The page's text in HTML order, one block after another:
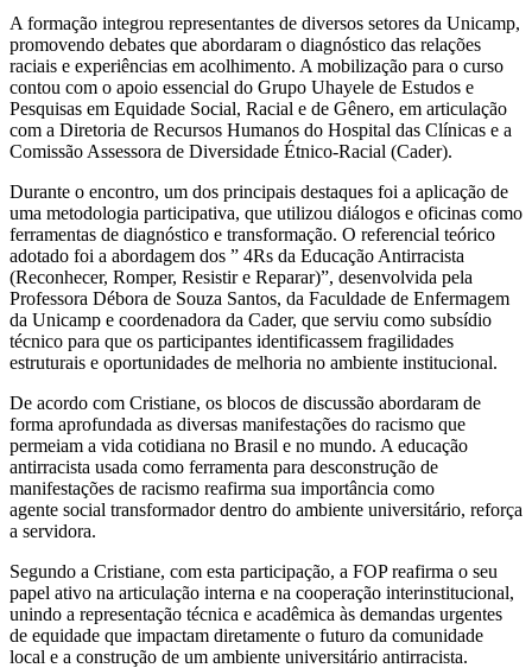
A formação integrou representantes de diversos setores da Unicamp,
promovendo debates que abordaram o diagnóstico das relações
raciais e experiências em acolhimento. A mobilização para o curso
contou com o apoio essencial do Grupo Uhayele de Estudos e
Pesquisas em Equidade Social, Racial e de Gênero, em articulação
com a Diretoria de Recursos Humanos do Hospital das Clínicas e a
Comissão Assessora de Diversidade Étnico-Racial (Cader).
Durante o encontro, um dos principais destaques foi a aplicação de
uma metodologia participativa, que utilizou diálogos e oficinas como
ferramentas de diagnóstico e transformação. O referencial teórico
adotado foi a abordagem dos ” 4Rs da Educação Antirracista
(Reconhecer, Romper, Resistir e Reparar)”, desenvolvida pela
Professora Débora de Souza Santos, da Faculdade de Enfermagem
da Unicamp e coordenadora da Cader, que serviu como subsídio
técnico para que os participantes identificassem fragilidades
estruturais e oportunidades de melhoria no ambiente institucional.
De acordo com Cristiane, os blocos de discussão abordaram de
forma aprofundada as diversas manifestações do racismo que
permeiam a vida cotidiana no Brasil e no mundo. A educação
antirracista usada como ferramenta para desconstrução de
manifestações de racismo reafirma sua importância como
agente social transformador dentro do ambiente universitário, reforça
a servidora.
Segundo a Cristiane, com esta participação, a FOP reafirma o seu
papel ativo na articulação interna e na cooperação interinstitucional,
unindo a representação técnica e acadêmica às demandas urgentes
de equidade que impactam diretamente o futuro da comunidade
local e a construção de um ambiente universitário antirracista.